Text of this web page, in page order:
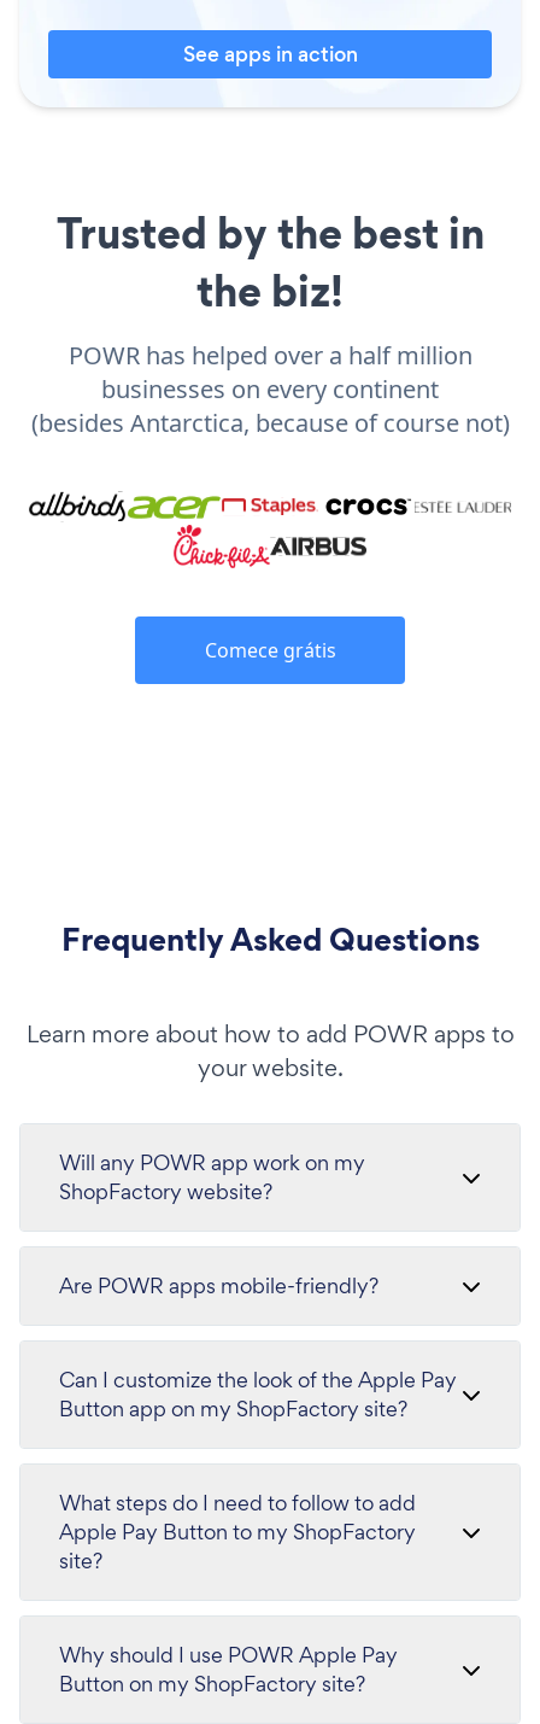
See apps in action
Trusted by the best in
the biz!
POWR has helped over a half million
businesses on every continent
(besides Antarctica, because of course not)
Comece grátis
Frequently Asked Questions
Learn more about how to add POWR apps to
your website.
Will any POWR app work on my
ShopFactory website?
Are POWR apps mobile-friendly?
Can I customize the look of the Apple Pay
Button app on my ShopFactory site?
What steps do I need to follow to add
Apple Pay Button to my ShopFactory
site?
Why should I use POWR Apple Pay
Button on my ShopFactory site?